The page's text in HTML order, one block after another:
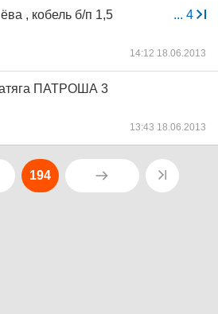
... 4
, кобель б/п 1,5
14:12 18.06.2013
ПАТРОША 3
13:43 18.06.2013
194